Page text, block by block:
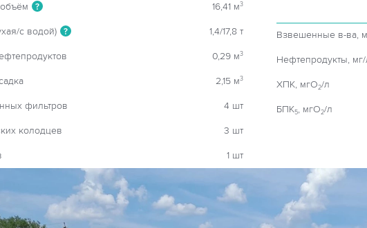
? 16,41 м3
с водой) ? 1,4/17,8 т
0,29 м3
2,15 м3
фильтров 4 шт
колодцев 3 шт
1 шт
Взвешенные в-ва,
Нефтепродукты, мг/
ХПК, мгO2/л
БПК5, мгO2/л